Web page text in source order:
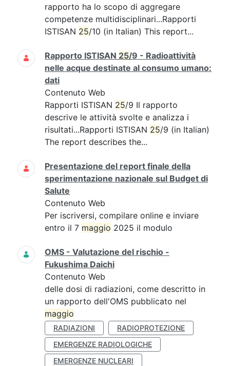
rapporto ha lo scopo di aggregare
competenze multidisciplinari...Rapporti
ISTISAN 25/10 (in Italian) This report...
Rapporto ISTISAN 25/9 - Radioattività
nelle acque destinate al consumo umano:
dati
Contenuto Web
Rapporti ISTISAN 25/9 Il rapporto
descrive le attività svolte e analizza i
risultati...Rapporti ISTISAN 25/9 (in Italian)
The report describes the...
Presentazione del report finale della
sperimentazione nazionale sul Budget di
Salute
Contenuto Web
Per iscriversi, compilare online e inviare
entro il 7 maggio 2025 il modulo
OMS - Valutazione del rischio -
Fukushima Daichi
Contenuto Web
delle dosi di radiazioni, come descritto in
un rapporto dell'OMS pubblicato nel
maggio
RADIAZIONI
RADIOPROTEZIONE
EMERGENZE RADIOLOGICHE
EMERGENZE NUCLEARI